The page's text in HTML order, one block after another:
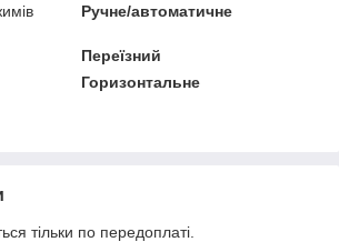
Ручне/автоматичне
Переїзний
Горизонтальне
тільки по передоплаті.